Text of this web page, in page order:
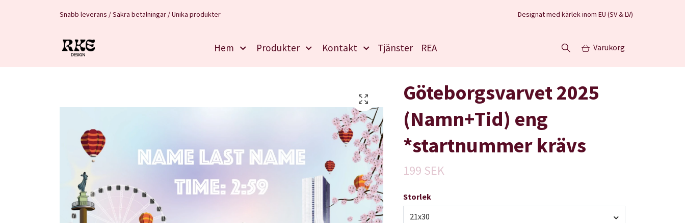
Snabb leverans / Säkra betalningar / Unika produkter Designat med kärlek inom EU (SV & LV)
Hem Produkter Kontakt Tjänster REA Varukorg
Göteborgsvarvet 2025
(Namn+Tid) eng
*startnummer krävs
199 SEK
Storlek
21x30